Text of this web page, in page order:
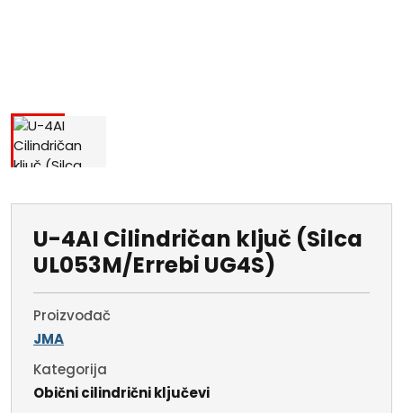
U-4AI Cilindričan ključ (Silca
UL053M/Errebi UG4S)
Proizvođač
JMA
Kategorija
Obični cilindrični ključevi